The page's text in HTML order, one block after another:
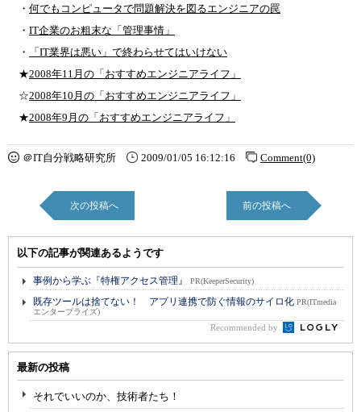
・ 何でもコンピュータで問題解決を図るエンジニアの罠
・ IT企業のお粗末な「管理事情」
・
「IT業界は悪い」で終わらせてはいけない
★2008年11月の「おすすめエンジニアライフ」
☆2008年10月の「おすすめエンジニアライフ」
★2008年9月の「おすすめエンジニアライフ」
＠IT自分戦略研究所 2009/01/05 16:12:16 Comment(0)
次の投稿へ 前の投稿へ
以下の記事が関連あるようです
事例から学ぶ『特権アクセス管理』 PR(KeeperSecurity)
既存ツールは捨てない！ アプリ連携で防ぐ情報のサイロ化 PR(ITmedia
エンタープライズ)
Recommended by
最新の投稿
それでいいのか、技術者たち！